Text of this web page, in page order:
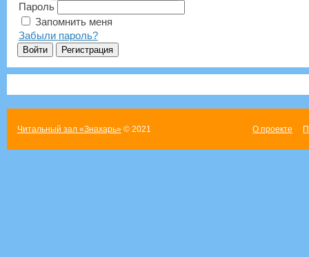
Пароль
Запомнить меня
Забыли пароль?
Читальный зал «Знахарь»© 2021 О проекте